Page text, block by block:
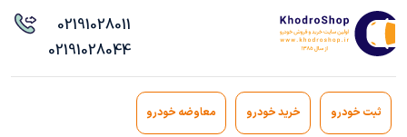
02191028011
02191028044
ثبت خودرو خرید خودرو معاوضه خودرو